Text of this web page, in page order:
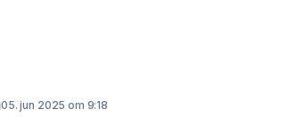
05. jun 2025 om 9:18